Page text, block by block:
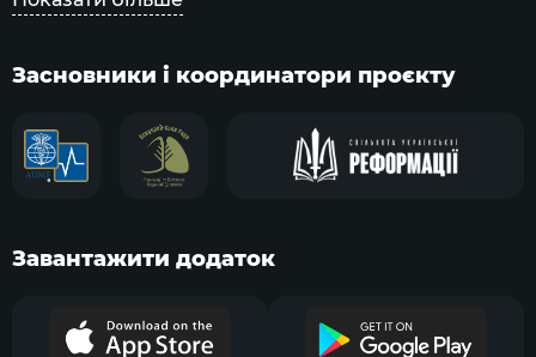
Засновники і координатори проєкту
Завантажити додаток